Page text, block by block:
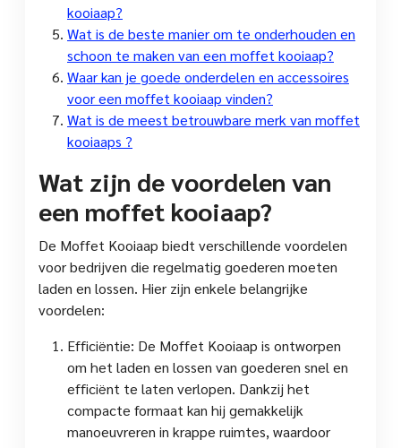
kooiaap?
Wat is de beste manier om te onderhouden en
schoon te maken van een moffet kooiaap?
Waar kan je goede onderdelen en accessoires
voor een moffet kooiaap vinden?
Wat is de meest betrouwbare merk van moffet
kooiaaps ?
Wat zijn de voordelen van
een moffet kooiaap?
De Moffet Kooiaap biedt verschillende voordelen
voor bedrijven die regelmatig goederen moeten
laden en lossen. Hier zijn enkele belangrijke
voordelen:
Efficiëntie: De Moffet Kooiaap is ontworpen
om het laden en lossen van goederen snel en
efficiënt te laten verlopen. Dankzij het
compacte formaat kan hij gemakkelijk
manoeuvreren in krappe ruimtes, waardoor